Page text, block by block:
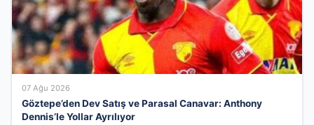
07 Ağu 2026
Göztepe’den Dev Satış ve Parasal Canavar: Anthony
Dennis’le Yollar Ayrılıyor